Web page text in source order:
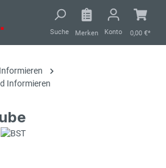
Suche Merken Konto 0,00 €*
Informieren